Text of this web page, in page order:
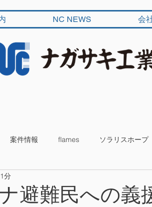
NC NEWS 会
案件情報 flames ソラリスホープ
避難民への義
分